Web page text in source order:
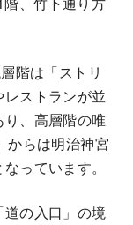
階は「ストリ
ストランが並
、高層階の唯
からは明治神宮
っています。
の入口」の境